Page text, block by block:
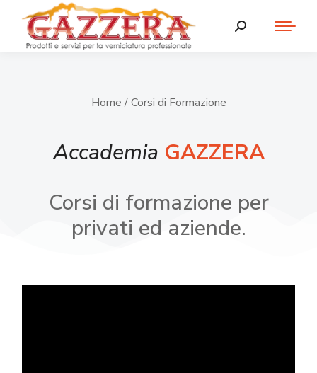
Home / Corsi di Formazione
Accademia GAZZERA
Corsi di formazione per
privati ed aziende.